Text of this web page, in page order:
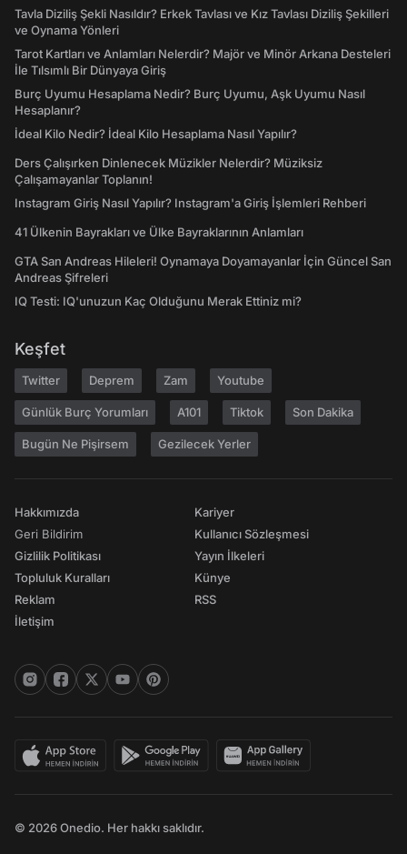
Tavla Diziliş Şekli Nasıldır? Erkek Tavlası ve Kız Tavlası Diziliş Şekilleri
ve Oynama Yönleri
Tarot Kartları ve Anlamları Nelerdir? Majör ve Minör Arkana Desteleri
İle Tılsımlı Bir Dünyaya Giriş
Burç Uyumu Hesaplama Nedir? Burç Uyumu, Aşk Uyumu Nasıl
Hesaplanır?
İdeal Kilo Nedir? İdeal Kilo Hesaplama Nasıl Yapılır?
Ders Çalışırken Dinlenecek Müzikler Nelerdir? Müziksiz
Çalışamayanlar Toplanın!
Instagram Giriş Nasıl Yapılır? Instagram'a Giriş İşlemleri Rehberi
41 Ülkenin Bayrakları ve Ülke Bayraklarının Anlamları
GTA San Andreas Hileleri! Oynamaya Doyamayanlar İçin Güncel San
Andreas Şifreleri
IQ Testi: IQ'unuzun Kaç Olduğunu Merak Ettiniz mi?
Keşfet
Twitter Deprem Zam Youtube
Günlük Burç Yorumları A101 Tiktok Son Dakika
Bugün Ne Pişirsem Gezilecek Yerler
Hakkımızda
Geri Bildirim
Gizlilik Politikası
Topluluk Kuralları
Reklam
İletişim
Kariyer
Kullanıcı Sözleşmesi
Yayın İlkeleri
Künye
RSS
© 2026 Onedio. Her hakkı saklıdır.